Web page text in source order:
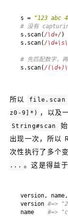
s =
"123 abc
# 没有
s.scan(/\d+/
s.scan(/
# 先匹配数字，再
s.scan(/
所以 file.scan
z0-9]*)
，以及
String#scan
出现一次，所以
次性执行了多个
... 。这是得益
version,
version #=>
name #=>